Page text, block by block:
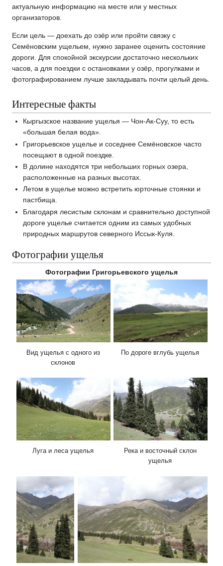
актуальную информацию на месте или у местных
организаторов.
Если цель — доехать до озёр или пройти связку с
Семёновским ущельем, нужно заранее оценить состояние
дороги. Для спокойной экскурсии достаточно нескольких
часов, а для поездки с остановками у озёр, прогулками и
фотографированием лучше закладывать почти целый день.
Интересные факты
Кыргызское название ущелья — Чон-Ак-Суу, то есть
«большая белая вода».
Григорьевское ущелье и соседнее Семёновское часто
посещают в одной поездке.
В долине находятся три небольших горных озера,
расположенные на разных высотах.
Летом в ущелье можно встретить юрточные стоянки и
пастбища.
Благодаря лесистым склонам и сравнительно доступной
дороге ущелье считается одним из самых удобных
природных маршрутов северного Иссык-Куля.
Фотографии ущелья
Фотографии Григорьевского ущелья
Вид ущелья с одного из
склонов
По дороге вглубь ущелья
Луга и леса ущелья
Река и восточный склон
ущелья